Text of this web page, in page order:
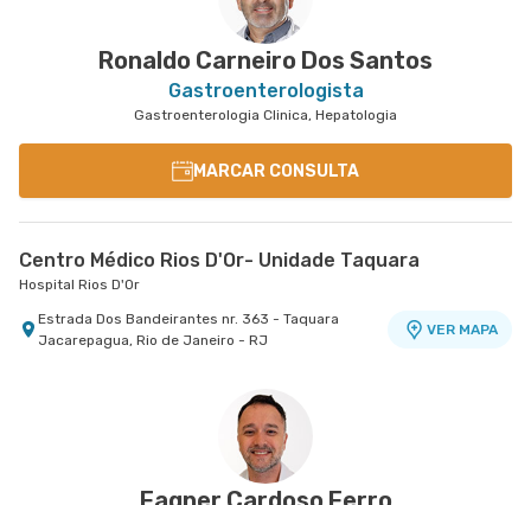
Ronaldo Carneiro Dos Santos
Gastroenterologista
Gastroenterologia Clinica, Hepatologia
MARCAR CONSULTA
Centro Médico Rios D'Or- Unidade Taquara
Hospital Rios D'Or
Estrada Dos Bandeirantes nr. 363 - Taquara
Jacarepagua, Rio de Janeiro - RJ
VER MAPA